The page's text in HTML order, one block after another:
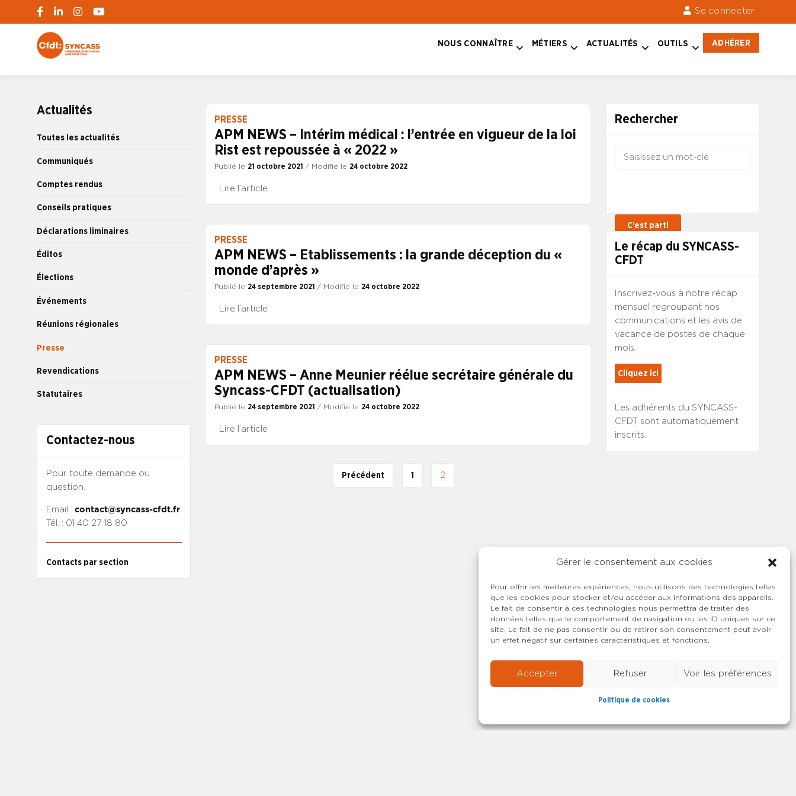
Gérer le consentement aux cookies
Pour offrir les meilleures expériences, nous utilisons des technologies telles
que les cookies pour stocker et/ou accéder aux informations des appareils.
Le fait de consentir à ces technologies nous permettra de traiter des
données telles que le comportement de navigation ou les ID uniques sur ce
site. Le fait de ne pas consentir ou de retirer son consentement peut avoir
un effet négatif sur certaines caractéristiques et fonctions.
Accepter Refuser Voir les préférences
Politique de cookies
Se connecter
NOUS CONNAÎTRE MÉTIERS ACTUALITÉS OUTILS ADHÉRER
Actualités
Toutes les actualités
Communiqués
Comptes rendus
Conseils pratiques
Déclarations liminaires
Éditos
Élections
Événements
Réunions régionales
Presse
Revendications
Statutaires
Contactez-nous
Pour toute demande ou
question.
Email : contact@syncass-cfdt.fr
Tél. : 01 40 27 18 80
Contacts par section
PRESSE
APM NEWS – Intérim médical : l’entrée en vigueur de la loi
Rist est repoussée à « 2022 »
Publié le 21 octobre 2021 / Modifié le 24 octobre 2022
Lire l’article
PRESSE
APM NEWS – Etablissements : la grande déception du «
monde d’après »
Publié le 24 septembre 2021 / Modifié le 24 octobre 2022
Lire l’article
PRESSE
APM NEWS – Anne Meunier réélue secrétaire générale du
Syncass-CFDT (actualisation)
Publié le 24 septembre 2021 / Modifié le 24 octobre 2022
Lire l’article
Précédent 1 2
Rechercher
Le récap du SYNCASS-
CFDT
Inscrivez-vous à notre récap
mensuel regroupant nos
communications et les avis de
vacance de postes de chaque
mois.
Cliquez ici
Les adhérents du SYNCASS-
CFDT sont automatiquement
inscrits.